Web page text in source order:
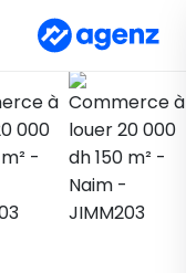
عقار تجاري
تسجيل